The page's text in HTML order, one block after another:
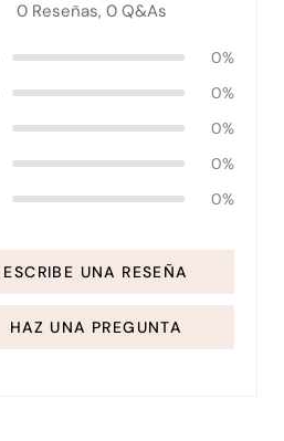
0 Reseñas, 0 Q&As
0%
0%
0%
0%
0%
ESCRIBE UNA RESEÑA
HAZ UNA PREGUNTA